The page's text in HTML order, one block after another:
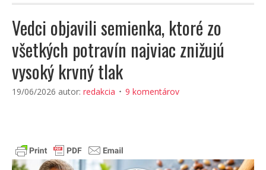
Vedci objavili semienka, ktoré zo
všetkých potravín najviac znižujú
vysoký krvný tlak
19/06/2026 autor: redakcia 9 komentárov